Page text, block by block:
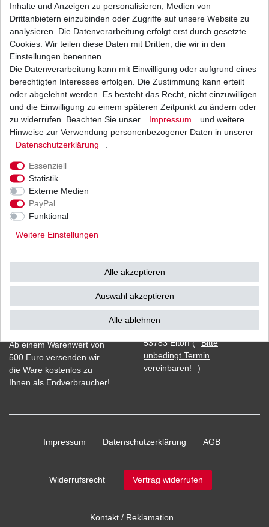
Batterie aus dem Zubehör YB14A-A1
Auslaufartikel Sonderangebot
UVP 39,42 € 30,00 € *
1 Stück
Zubehör Batterie Y50-N18L-A entspricht Y50-
N18L-A2 Y50-N18L-A3
UVP 82,30 €
Ab einem Warenwert von
500 Euro versenden wir
die Ware kostenlos zu
Ihnen als Endverbraucher!
Vorkasse
Barzahlung bei Abholung in
53783 Eitorf (
Bitte
unbedingt Termin
vereinbaren!
)
Impressum Daten­schutz­erklärung AGB
Widerrufs­recht Vertrag widerrufen
Kontakt / Reklamation
Inhalte und Anzeigen zu personalisieren, Medien von
Drittanbietern einzubinden oder Zugriffe auf unsere Website zu
analysieren. Die Datenverarbeitung erfolgt erst durch gesetzte
Cookies. Wir teilen diese Daten mit Dritten, die wir in den
Einstellungen benennen.
Die Datenverarbeitung kann mit Einwilligung oder aufgrund eines
berechtigten Interesses erfolgen. Die Zustimmung kann erteilt
oder abgelehnt werden. Es besteht das Recht, nicht einzuwilligen
und die Einwilligung zu einem späteren Zeitpunkt zu ändern oder
zu widerrufen. Beachten Sie unser
Impressum
und weitere
Hinweise zur Verwendung personenbezogener Daten in unserer
Daten­schutz­erklärung
Essenziell
Statistik
Externe Medien
PayPal
Funktional
Weitere Einstellungen
Alle akzeptieren
Auswahl akzeptieren
Alle ablehnen